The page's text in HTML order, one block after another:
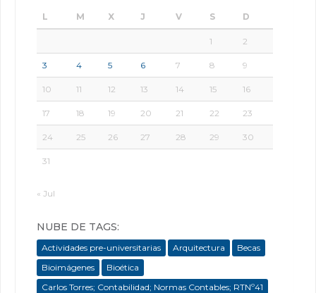
L M X J V S D
1 2
3 4 5 6 7 8 9
10 11 12 13 14 15 16
17 18 19 20 21 22 23
24 25 26 27 28 29 30
31
« Jul
NUBE DE TAGS:
Actividades pre-universitarias Arquitectura
Becas
Bioimágenes
Bioética
Carlos Torres; Contabilidad; Normas Contables; RTNº41